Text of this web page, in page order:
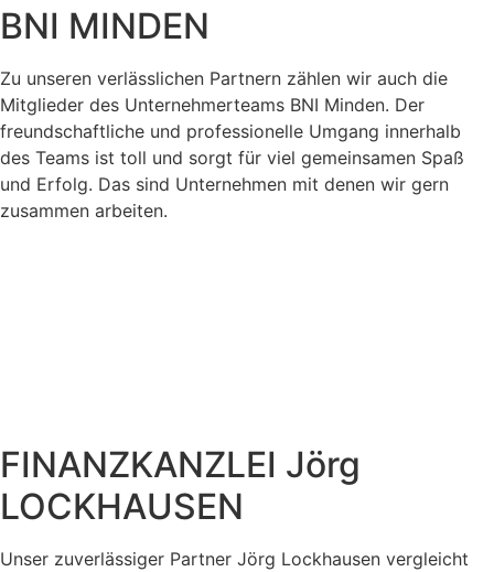
BNI MINDEN
Zu unseren verlässlichen Partnern zählen wir auch die
Mitglieder des Unternehmerteams BNI Minden. Der
freundschaftliche und professionelle Umgang innerhalb
des Teams ist toll und sorgt für viel gemeinsamen Spaß
und Erfolg. Das sind Unternehmen mit denen wir gern
zusammen arbeiten.
FINANZKANZLEI Jörg
LOCKHAUSEN
Unser zuverlässiger Partner Jörg Lockhausen vergleicht